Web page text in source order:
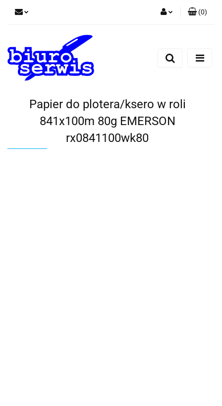
Zarejestruj się
(0)
Papier do plotera/ksero w roli
841x100m 80g EMERSON
rx0841100wk80